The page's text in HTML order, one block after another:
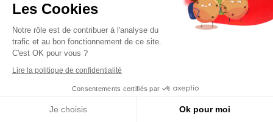
Les Cookies
Notre rôle est de contribuer à l'analyse du
trafic et au bon fonctionnement de ce site.
C'est OK pour vous ?
Lire la politique de confidentialité
Consentements certifiés par
Je choisis Ok pour moi